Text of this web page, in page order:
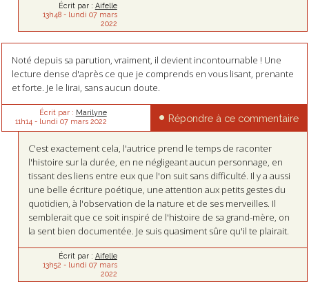
Écrit par : Aifelle
13h48- lundi 07 mars
2022
Noté depuis sa parution, vraiment, il devient incontournable ! Une
lecture dense d'après ce que je comprends en vous lisant, prenante
et forte. Je le lirai, sans aucun doute.
Écrit par : Marilyne
11h14 - lundi 07 mars 2022 Répondre à ce commentaire
C'est exactement cela, l'autrice prend le temps de raconter
l'histoire sur la durée, en ne négligeant aucun personnage, en
tissant des liens entre eux que l'on suit sans difficulté. Il y a aussi
une belle écriture poétique, une attention aux petits gestes du
quotidien, à l'observation de la nature et de ses merveilles. Il
semblerait que ce soit inspiré de l'histoire de sa grand-mère, on
la sent bien documentée. Je suis quasiment sûre qu'il te plairait.
Écrit par : Aifelle
13h52 - lundi 07 mars
2022